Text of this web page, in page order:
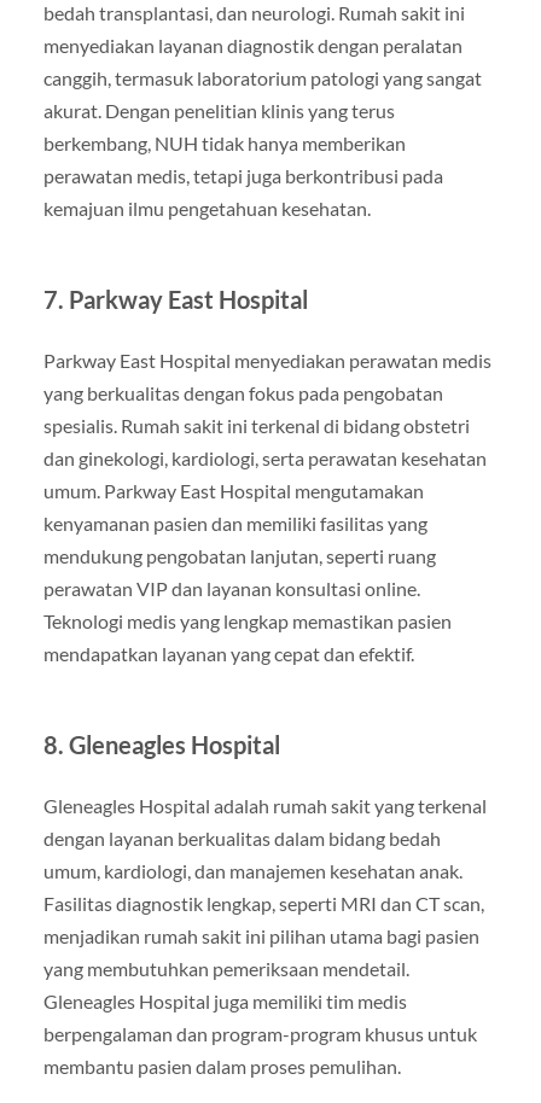
bedah transplantasi, dan neurologi. Rumah sakit ini
menyediakan layanan diagnostik dengan peralatan
canggih, termasuk laboratorium patologi yang sangat
akurat. Dengan penelitian klinis yang terus
berkembang, NUH tidak hanya memberikan
perawatan medis, tetapi juga berkontribusi pada
kemajuan ilmu pengetahuan kesehatan.
7. Parkway East Hospital
Parkway East Hospital menyediakan perawatan medis
yang berkualitas dengan fokus pada pengobatan
spesialis. Rumah sakit ini terkenal di bidang obstetri
dan ginekologi, kardiologi, serta perawatan kesehatan
umum. Parkway East Hospital mengutamakan
kenyamanan pasien dan memiliki fasilitas yang
mendukung pengobatan lanjutan, seperti ruang
perawatan VIP dan layanan konsultasi online.
Teknologi medis yang lengkap memastikan pasien
mendapatkan layanan yang cepat dan efektif.
8. Gleneagles Hospital
Gleneagles Hospital adalah rumah sakit yang terkenal
dengan layanan berkualitas dalam bidang bedah
umum, kardiologi, dan manajemen kesehatan anak.
Fasilitas diagnostik lengkap, seperti MRI dan CT scan,
menjadikan rumah sakit ini pilihan utama bagi pasien
yang membutuhkan pemeriksaan mendetail.
Gleneagles Hospital juga memiliki tim medis
berpengalaman dan program-program khusus untuk
membantu pasien dalam proses pemulihan.